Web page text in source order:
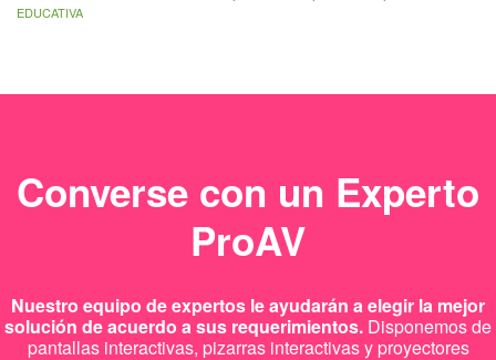
EDUCATIVA
Converse con un Experto
ProAV
Nuestro equipo de expertos le ayudarán a elegir la mejor
solución de acuerdo a sus requerimientos. Disponemos de
pantallas interactivas, pizarras interactivas y proyectores